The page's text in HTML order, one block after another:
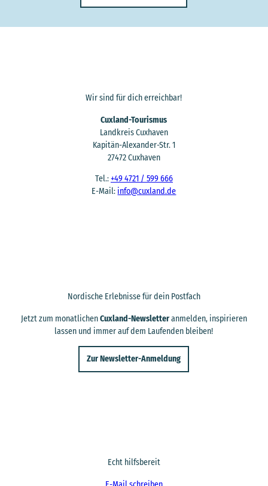
Wir sind für dich erreichbar!
Cuxland-Tourismus
Landkreis Cuxhaven
Kapitän-Alexander-Str. 1
27472 Cuxhaven
Tel.:+49 4721 / 599 666
E-Mail: info@cuxland.de
Nordische Erlebnisse für dein Postfach
Jetzt zum monatlichenCuxland-Newsletteranmelden, inspirieren
lassen und immer auf dem Laufenden bleiben!
Zur Newsletter-Anmeldung
Echt hilfsbereit